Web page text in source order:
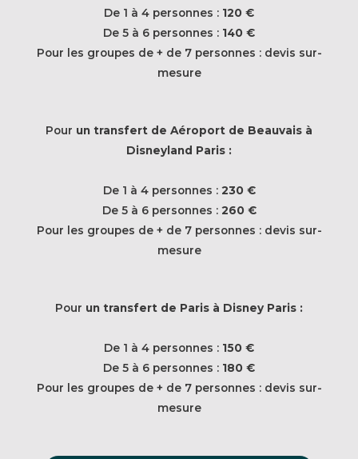
De 1 à 4 personnes : 120 €
De 5 à 6 personnes : 140 €
Pour les groupes de + de 7 personnes : devis sur-
mesure
Pour un transfert de Aéroport de Beauvais à
Disneyland Paris :
De 1 à 4 personnes : 230 €
De 5 à 6 personnes : 260 €
Pour les groupes de + de 7 personnes : devis sur-
mesure
Pour un transfert de Paris à Disney Paris :
De 1 à 4 personnes : 150 €
De 5 à 6 personnes : 180 €
Pour les groupes de + de 7 personnes : devis sur-
mesure